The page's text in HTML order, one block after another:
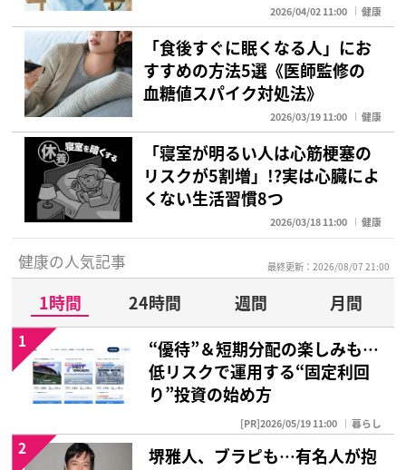
2026/04/02 11:00 健康
「食後すぐに眠くなる人」にお
すすめの方法5選《医師監修の
血糖値スパイク対処法》
2026/03/19 11:00 健康
「寝室が明るい人は心筋梗塞の
リスクが5割増」!?実は心臓によ
くない生活習慣8つ
2026/03/18 11:00 健康
健康の人気記事 最終更新：2026/08/07 21:00
1時間 24時間 週間
月間
“優待”＆短期分配の楽しみも…
低リスクで運用する“固定利回
り”投資の始め方
[PR]2026/05/19 11:00 暮らし
1
堺雅人、ブラピも…有名人が抱
2